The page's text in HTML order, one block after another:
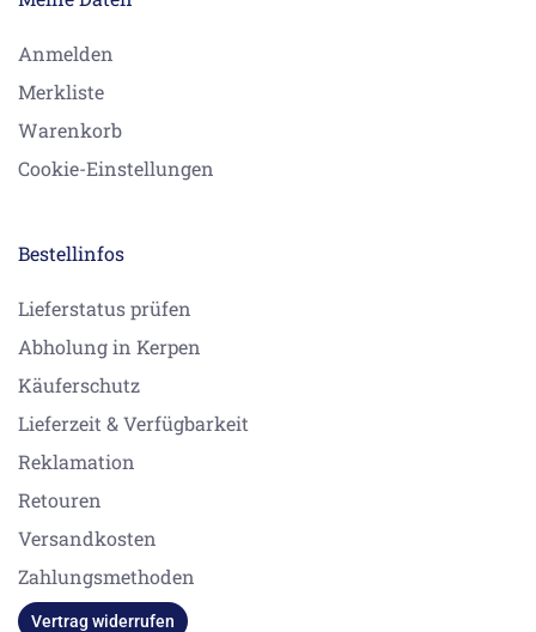
Anmelden
Merkliste
Warenkorb
Cookie-Einstellungen
Bestellinfos
Lieferstatus prüfen
Abholung in Kerpen
Käuferschutz
Lieferzeit & Verfügbarkeit
Reklamation
Retouren
Versandkosten
Zahlungsmethoden
Vertrag widerrufen